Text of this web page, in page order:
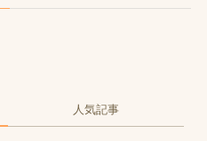
人気記事